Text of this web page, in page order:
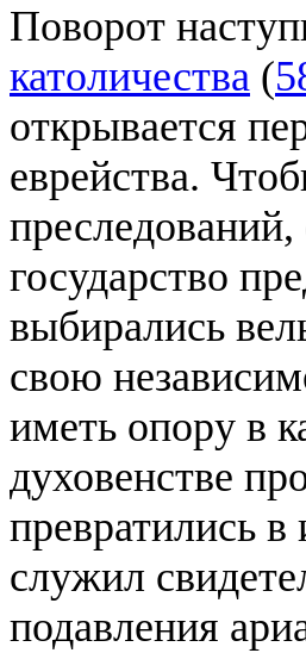
Поворот
католичества (
открывается
еврейства.
преследований,
государство
выбирались
свою
иметь опору в
духовенстве
превратились
служил
подавления